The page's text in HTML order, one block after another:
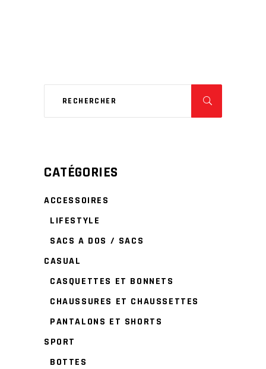
CATÉGORIES
ACCESSOIRES
LIFESTYLE
SACS A DOS / SACS
CASUAL
CASQUETTES ET BONNETS
CHAUSSURES ET CHAUSSETTES
PANTALONS ET SHORTS
SPORT
BOTTES